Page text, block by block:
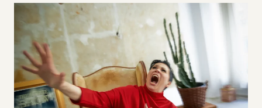
HOFFNUNGSSCHIMMER
DAS
FRANCHISE?